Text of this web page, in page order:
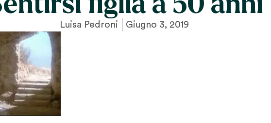
Luisa Pedroni Giugno 3, 2019